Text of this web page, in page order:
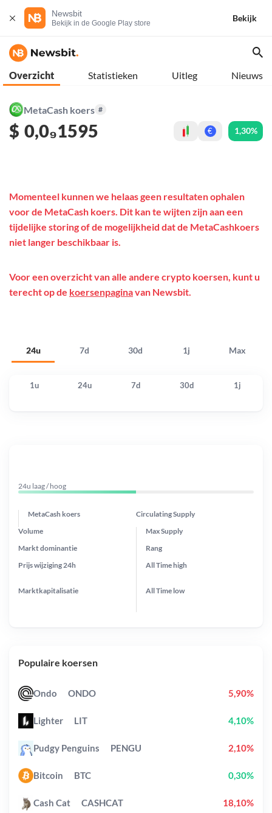
Newsbit
Bekijk in de Google Play store
Bekijk
Overzicht Statistieken Uitleg Nieuws
MetaCash koers #
$ 0,0₉1595 € 1,30%
24u 7d 30d 1j Max
Momenteel kunnen we helaas geen resultaten ophalen
voor de MetaCash koers. Dit kan te wijten zijn aan een
tijdelijke storing of de mogelijkheid dat de MetaCashkoers
niet langer beschikbaar is.
Voor een overzicht van alle andere crypto koersen, kunt u
terecht op de koersenpaginavan Newsbit.
1u 24u 7d 30d 1j
24u laag / hoog
MetaCash koers Circulating Supply
Prijs wijziging 24h
Max Supply
Markt dominantie
Marktkapitalisatie
Volume
Rang
All Timehigh
All Time low
Populaire koersen
Ondo ONDO 5,90%
Lighter LIT 4,10%
Pudgy Penguins PENGU 2,10%
Bitcoin BTC 0,30%
Cash Cat CASHCAT 18,10%